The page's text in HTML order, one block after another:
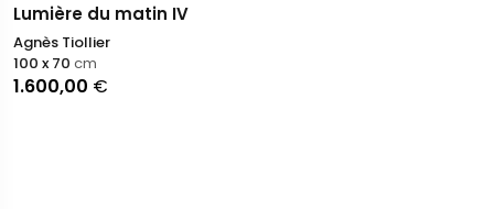
Lumière du matin IV
Agnès Tiollier
1.600,00 €
100 x 70 cm